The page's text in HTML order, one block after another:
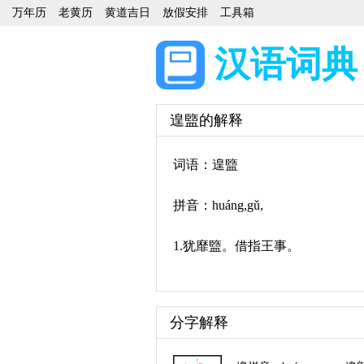
万年历 老黄历 黄道吉日 放假安排 工具箱
汉语词典
遑盬的解释
词语：遑盬
拼音：huáng,gǔ,
1.犹靡盬。借指王事。
分字解释